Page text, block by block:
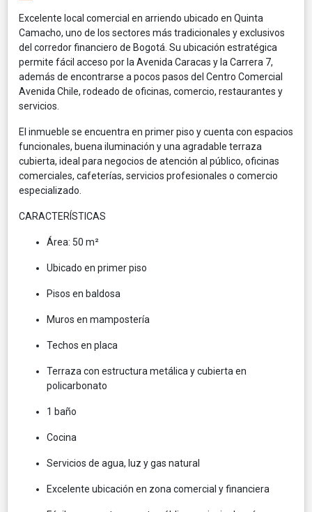
Excelente local comercial en arriendo ubicado en Quinta
Camacho, uno de los sectores más tradicionales y exclusivos
del corredor financiero de Bogotá. Su ubicación estratégica
permite fácil acceso por la Avenida Caracas y la Carrera 7,
además de encontrarse a pocos pasos del Centro Comercial
Avenida Chile, rodeado de oficinas, comercio, restaurantes y
servicios.
El inmueble se encuentra en primer piso y cuenta con espacios
funcionales, buena iluminación y una agradable terraza
cubierta, ideal para negocios de atención al público, oficinas
comerciales, cafeterías, servicios profesionales o comercio
especializado.
CARACTERÍSTICAS
Área: 50 m²
Ubicado en primer piso
Pisos en baldosa
Muros en mampostería
Techos en placa
Terraza con estructura metálica y cubierta en
policarbonato
1 baño
Cocina
Servicios de agua, luz y gas natural
Excelente ubicación en zona comercial y financiera